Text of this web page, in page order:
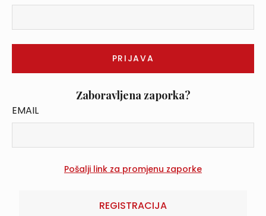
Zaboravljena zaporka?
EMAIL
REGISTRACIJA